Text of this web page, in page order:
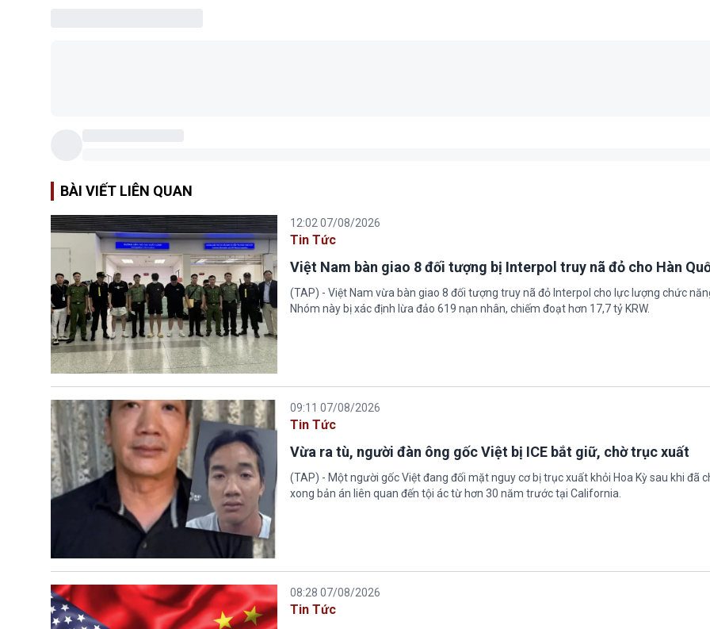
BÀI VIẾT LIÊN QUAN
12:02 07/08/2026
Tin Tức
Việt Nam bàn giao 8 đối tượng bị Interpol truy nã đỏ cho Hàn
(TAP) - Việt Nam vừa bàn giao 8 đối tượng truy nã đỏ Interpol cho lực lượng chức
Nhóm này bị xác định lừa đảo 619 nạn nhân, chiếm đoạt hơn 17,7 tỷ KRW.
09:11 07/08/2026
Tin Tức
Vừa ra tù, người đàn ông gốc Việt bị ICE bắt giữ, chờ trục xuất
(TAP) - Một người gốc Việt đang đối mặt nguy cơ bị trục xuất khỏi Hoa Kỳ sau khi đã
xong bản án liên quan đến tội ác từ hơn 30 năm trước tại California.
08:28 07/08/2026
Tin Tức